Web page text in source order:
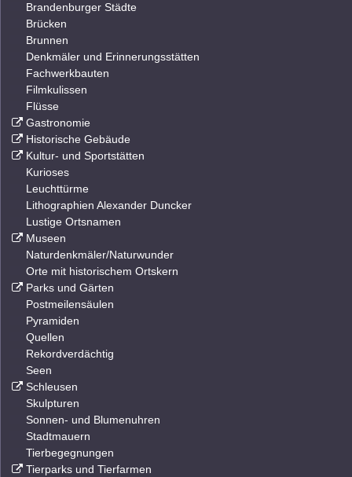
Brandenburger Städte
Brücken
Brunnen
Denkmäler und Erinnerungsstätten
Fachwerkbauten
Filmkulissen
Flüsse
Gastronomie
Historische Gebäude
Kultur- und Sportstätten
Kurioses
Leuchttürme
Lithographien Alexander Duncker
Lustige Ortsnamen
Museen
Naturdenkmäler/Naturwunder
Orte mit historischem Ortskern
Parks und Gärten
Postmeilensäulen
Pyramiden
Quellen
Rekordverdächtig
Seen
Schleusen
Skulpturen
Sonnen- und Blumenuhren
Stadtmauern
Tierbegegnungen
Tierparks und Tierfarmen